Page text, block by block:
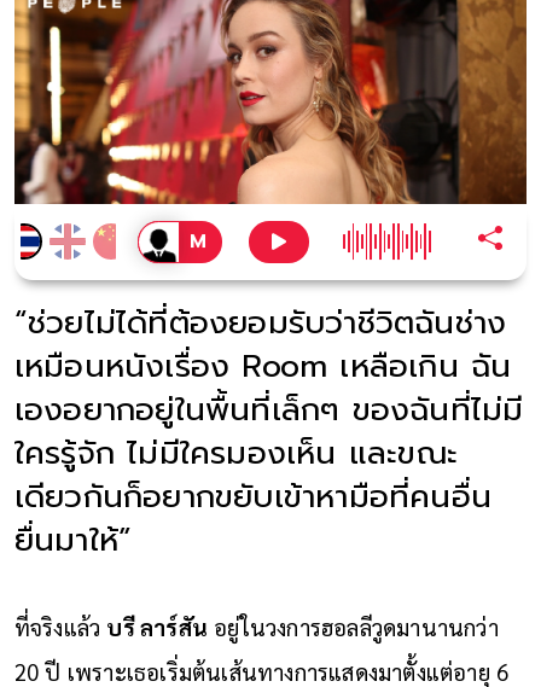
“ช่วยไม่ได้ที่ต้องยอมรับว่าชีวิตฉันช่าง
เหมือนหนังเรื่อง Room เหลือเกิน ฉัน
เองอยากอยู่ในพื้นที่เล็กๆ ของฉันที่ไม่มี
ใครรู้จัก ไม่มีใครมองเห็น และขณะ
เดียวกันก็อยากขยับเข้าหามือที่คนอื่น
ยื่นมาให้”
ที่จริงแล้ว บรี ลาร์สัน อยู่ในวงการฮอลลีวูดมานานกว่า
20 ปี เพราะเธอเริ่มต้นเส้นทางการแสดงมาตั้งแต่อายุ 6